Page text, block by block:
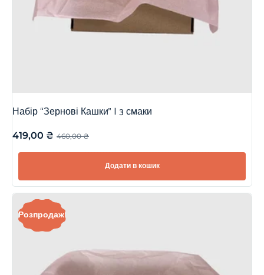
Набір “Зернові Кашки” | 3 смаки
460,00₴
419,00 ₴
Додати в кошик
Розпродаж!